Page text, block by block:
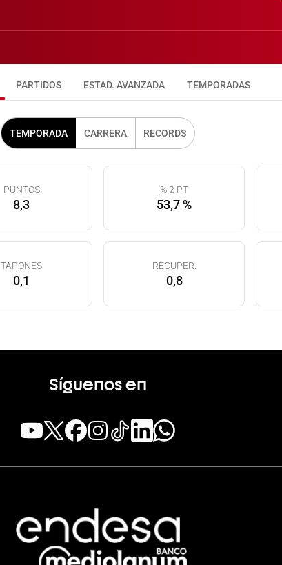
PARTIDOS ESTAD. AVANZADA TEMPORADAS
TEMPORADA CARRERA RECORDS
PUNTOS
8,3
% 2 PT
53,7 %
TAPONES
0,1
RECUPER.
0,8
Síguenos en